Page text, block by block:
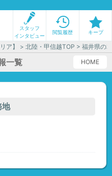
スタッフ
インタビュー
閲覧履歴 キープ
ア】 >北陸・甲信越TOP > 福井県の
HOME
一覧
地